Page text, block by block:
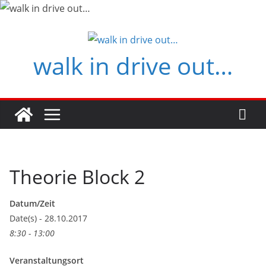
Zum
walk in drive out…
Theorie Block 2
Datum/Zeit
Date(s) - 28.10.2017
8:30 - 13:00
Veranstaltungsort